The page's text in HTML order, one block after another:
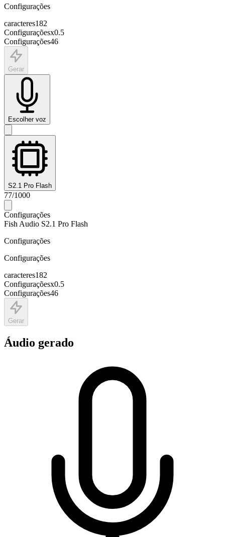
Configurações
caracteres182
Configuraçõesx0.5
Configurações46
Gerar
Escolher voz
S2.1 Pro Flash
77/1000
Configurações
Fish Audio S2.1 Pro Flash
Configurações
Configurações
caracteres182
Configuraçõesx0.5
Configurações46
Gerar
Áudio gerado